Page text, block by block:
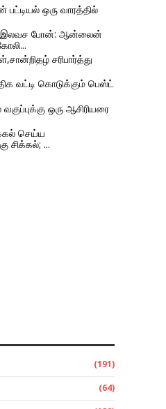
பட்டியல் ஒரு வாரத்தில்
இலவச போன்: ஆன்லைன்
சரிபார்த்து
வட்டி கொடுக்கும் பெஸ்ட்
ஒரு ஆசிரியரை
செய்ய
சிக்கல்; ...
(191)
(64)